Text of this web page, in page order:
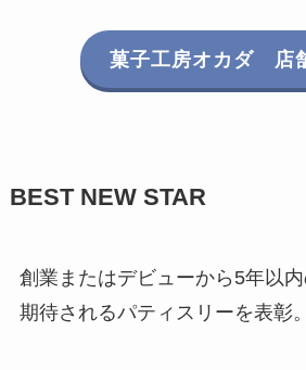
菓子工房オカダ 店
BEST NEW STAR
創業またはデビューから5年以
期待されるパティスリーを表彰。